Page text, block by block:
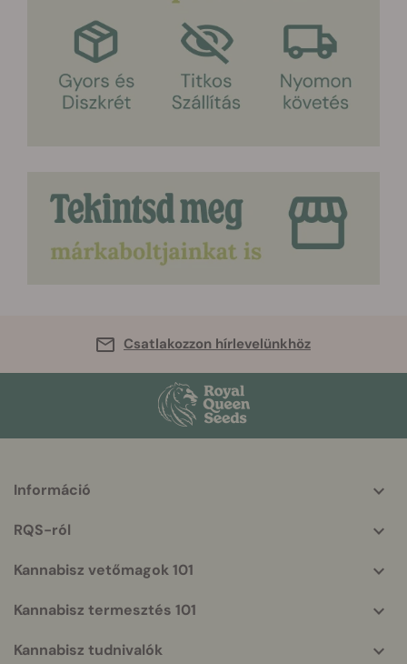
Csatlakozzon hírlevelünkhöz
info
Információ
RQS-ról
Kannabisz vetőmagok 101
Kannabisz termesztés 101
Kannabisz tudnivalók